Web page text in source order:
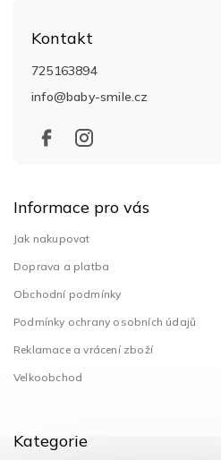
Kontakt
info@baby-smile.cz
725163894
Informace pro vás
Jak nakupovat
Doprava a platba
Obchodní podmínky
Podmínky ochrany osobních údajů
Reklamace a vrácení zboží
Velkoobchod
Kategorie